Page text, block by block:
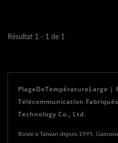
Résultat 1 - 1 de 1
PlageDeTempératureLarge |
Télécommunication
Technology Co., Ltd.
Basée à Taïwan depuis 1995,